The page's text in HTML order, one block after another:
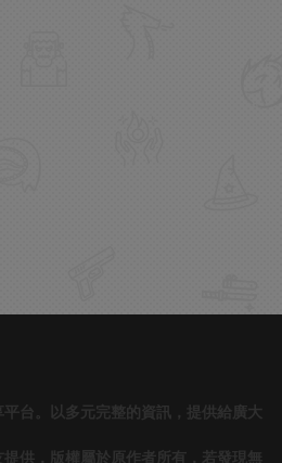
平台。以多元完整的資訊，提供給廣大
供，版權屬於原作者所有，若發現無